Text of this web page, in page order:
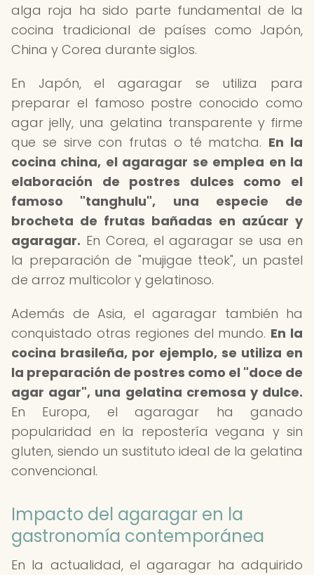
alga roja ha sido parte fundamental de la
cocina tradicional de países como Japón,
China y Corea durante siglos.
En Japón, el agaragar se utiliza para
preparar el famoso postre conocido como
agar jelly, una gelatina transparente y firme
que se sirve con frutas o té matcha. En la
cocina china, el agaragar se emplea en la
elaboración de postres dulces como el
famoso "tanghulu", una especie de
brocheta de frutas bañadas en azúcar y
agaragar. En Corea, el agaragar se usa en
la preparación de "mujigae tteok", un pastel
de arroz multicolor y gelatinoso.
Además de Asia, el agaragar también ha
conquistado otras regiones del mundo. En la
cocina brasileña, por ejemplo, se utiliza en
la preparación de postres como el "doce de
agar agar", una gelatina cremosa y dulce.
En Europa, el agaragar ha ganado
popularidad en la repostería vegana y sin
gluten, siendo un sustituto ideal de la gelatina
convencional.
Impacto del agaragar en la
gastronomía contemporánea
En la actualidad, el agaragar ha adquirido